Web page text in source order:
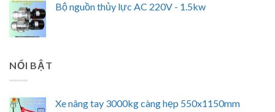
Bộ nguồn thủy lực AC 220V - 1.5kw
NỔI BẬT
Xe nâng tay 3000kg càng hẹp 550x1150mm